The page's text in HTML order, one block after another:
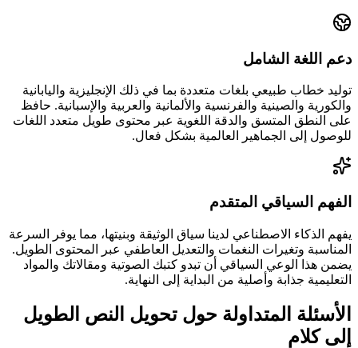
دعم اللغة الشامل
توليد خطاب طبيعي بلغات متعددة بما في ذلك الإنجليزية واليابانية
والكورية والصينية والفرنسية والألمانية والعربية والإسبانية. حافظ
على النطق المتسق والدقة اللغوية عبر محتوى طويل متعدد اللغات
للوصول إلى الجماهير العالمية بشكل فعال.
الفهم السياقي المتقدم
يفهم الذكاء الاصطناعي لدينا سياق الوثيقة وبنيتها، مما يوفر السرعة
المناسبة وتغيرات النغمات والتعديل العاطفي عبر المحتوى الطويل.
يضمن هذا الوعي السياقي أن تبدو كتبك الصوتية ومقالاتك والمواد
التعليمية جذابة وأصلية من البداية إلى النهاية.
الأسئلة المتداولة حول تحويل النص الطويل
إلى كلام